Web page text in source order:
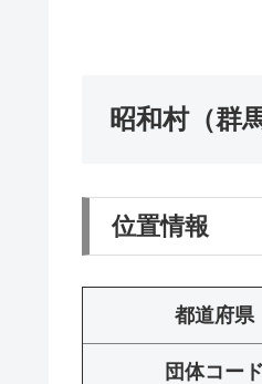
昭和村（群
位置情報
都道府県
団体コード